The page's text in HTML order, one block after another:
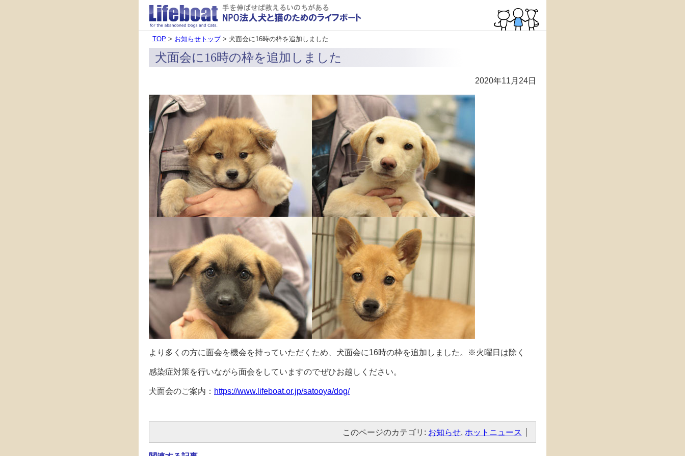
TOP > お知らせトップ> 犬面会に16時の枠を追加しました
犬面会に16時の枠を追加しました
2020年11月24日
より多くの方に面会を機会を持っていただくため、犬面会に16時の枠を追加しました。※火曜日は除く
感染症対策を行いながら面会をしていますのでぜひお越しください。
犬面会のご案内： https://www.lifeboat.or.jp/satooya/dog/
このページのカテゴリ: お知らせ, ホットニュース